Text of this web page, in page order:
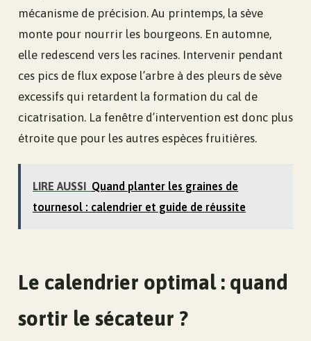
mécanisme de précision. Au printemps, la sève
monte pour nourrir les bourgeons. En automne,
elle redescend vers les racines. Intervenir pendant
ces pics de flux expose l’arbre à des pleurs de sève
excessifs qui retardent la formation du cal de
cicatrisation. La fenêtre d’intervention est donc plus
étroite que pour les autres espèces fruitières.
LIRE AUSSI Quand planter les graines de
tournesol : calendrier et guide de réussite
Le calendrier optimal : quand
sortir le sécateur ?